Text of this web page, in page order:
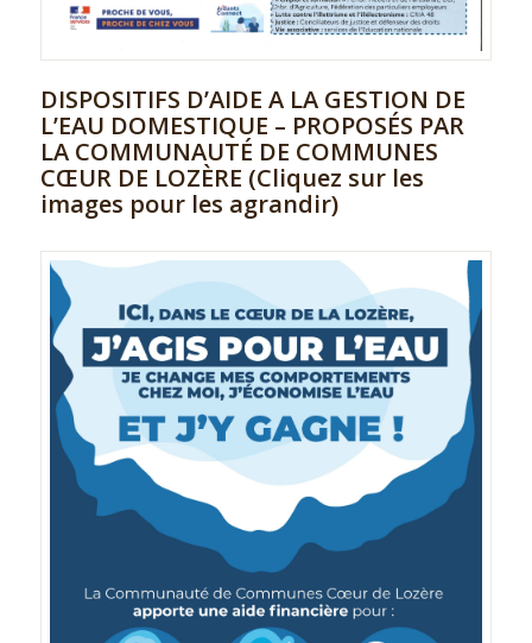
DISPOSITIFS D’AIDE A LA GESTION DE
L’EAU DOMESTIQUE – PROPOSÉS PAR
LA COMMUNAUTÉ DE COMMUNES
CŒUR DE LOZÈRE (Cliquez sur les
images pour les agrandir)